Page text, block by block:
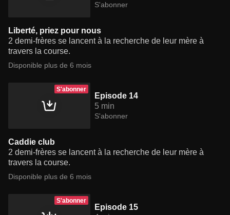
S'abonner
Liberté, priez pour nous
2 demi-frères se lancent à la recherche de leur mère à
travers la course.
Disponible plus de 6 mois
S'abonner
Episode 14
5 min
S'abonner
Caddie club
2 demi-frères se lancent à la recherche de leur mère à
travers la course.
Disponible plus de 6 mois
S'abonner
Episode 15